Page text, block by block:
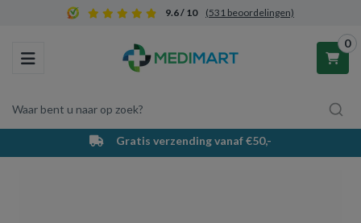
9.6 / 10 (531 beoordelingen)
Toggle navigation
Waar bent u naar op zoek?
0
Winkelwagen
Gratis verzending vanaf €50,-